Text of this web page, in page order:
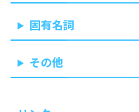
固有名詞
その他